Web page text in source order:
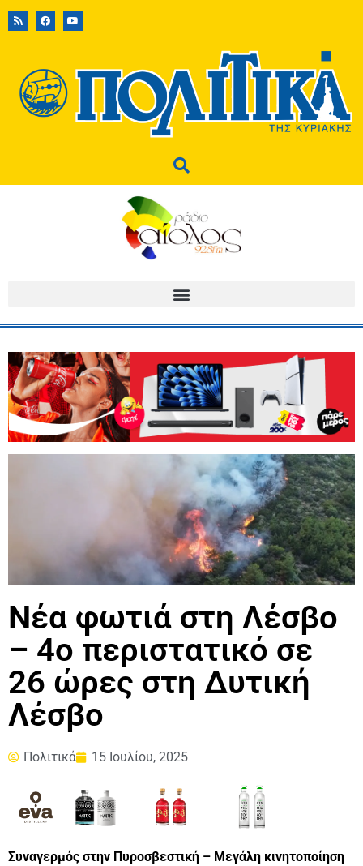
Νέα φωτιά στη Λέσβο
– 4ο περιστατικό σε
26 ώρες στη Δυτική
Λέσβο
Πολιτικά 15 Ιουλίου, 2025
Συναγερμός στην Πυροσβεστική – Μεγάλη κινητοποίηση